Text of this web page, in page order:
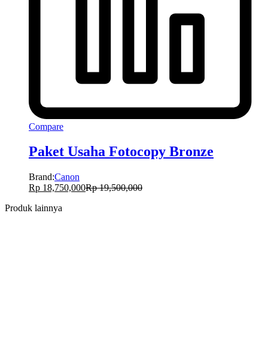
Compare
Paket Usaha Fotocopy Bronze
Brand:Canon
Rp 18,750,000Rp19,500,000
Produk lainnya